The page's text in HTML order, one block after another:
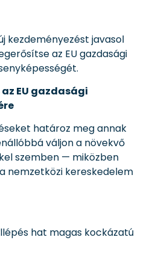
kezdeményezést javasol
az EU gazdasági
EU gazdasági
határoz meg annak
váljon a növekvő
szemben — miközben
nemzetközi kereskedelem
hat magas kockázatú